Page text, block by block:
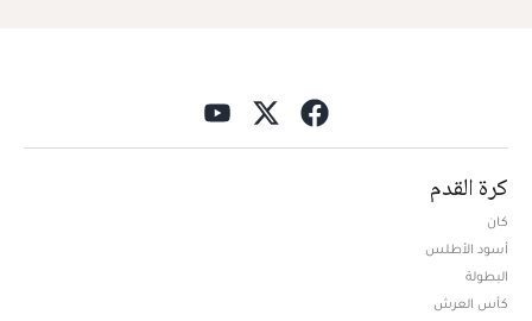
كرة القدم
كان
أسود الأطلس
البطولة
كأس العرش